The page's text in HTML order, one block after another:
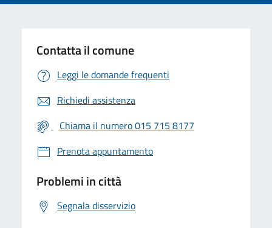
Contatta il comune
Leggi le domande frequenti
Richiedi assistenza
Chiama il numero 015 715 8177
Prenota appuntamento
Problemi in città
Segnala disservizio